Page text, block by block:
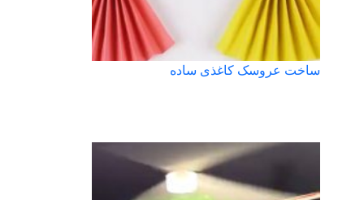
ساخت عروسک کاغذی ساده